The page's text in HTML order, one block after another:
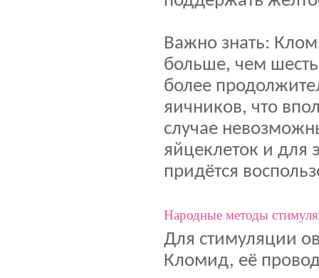
Важно знать:
больше, чем
более
яичников, что
случае
яйцеклеток и для
придётся
Народные методы
Для стимуляции
Кломид, её